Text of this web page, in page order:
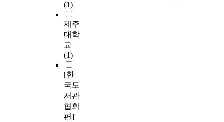
(1)
제주
대학
교
(1)
[한
국도
서관
협회
편]